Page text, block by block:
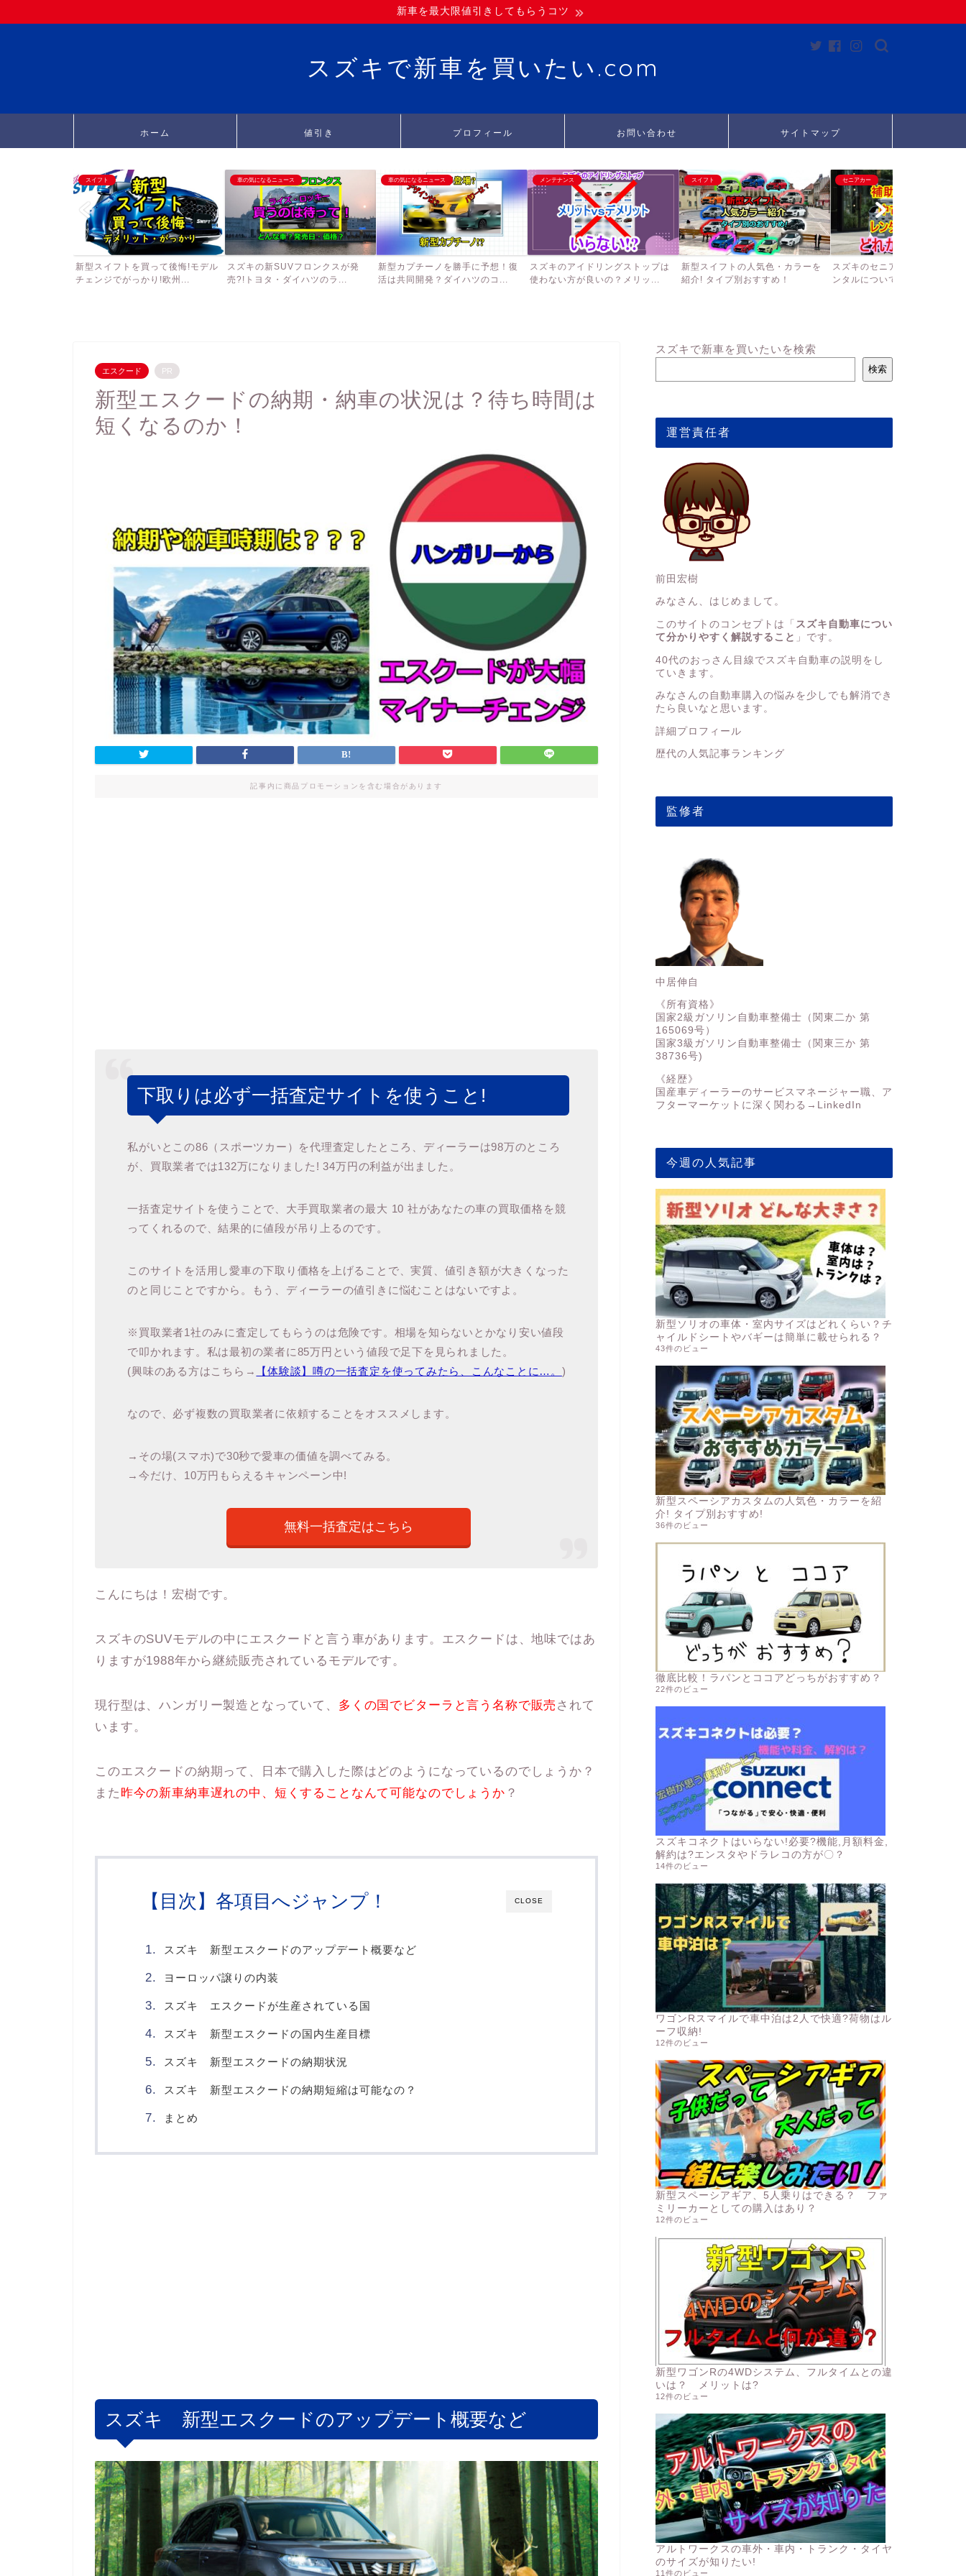
新車を最大限値引きしてもらうコツ
スズキで新車を買いたい.com
ホーム 値引き プロフィール お問い合わせ サイトマップ
スイフト
新型スイフトを買って後悔!モデル
チェンジでがっかり!欧州...
車の気になるニュース
スズキの新SUVフロンクスが発
売?!トヨタ・ダイハツのラ...
車の気になるニュース
新型カプチーノを勝手に予想！復
活は共同開発？ダイハツのコ...
メンテナンス
スズキのアイドリングストップは
使わない方が良いの？メリッ...
スイフト
新型スイフトの人気色・カラーを
紹介! タイプ別おすすめ！
セニアカー
スズキのセニアカーの補助金、
ンタルについて徹底調査して...
エスクード PR
新型エスクードの納期・納車の状況は？待ち時間は
短くなるのか！
記事内に商品プロモーションを含む場合があります
下取りは必ず一括査定サイトを使うこと!
私がいとこの86（スポーツカー）を代理査定したところ、ディーラーは98万のところ
が、買取業者では132万になりました! 34万円の利益が出ました。
一括査定サイトを使うことで、大手買取業者の最大 10 社があなたの車の買取価格を競
ってくれるので、結果的に値段が吊り上るのです。
このサイトを活用し愛車の下取り価格を上げることで、実質、値引き額が大きくなった
のと同じことですから。もう、ディーラーの値引きに悩むことはないですよ。
※買取業者1社のみに査定してもらうのは危険です。相場を知らないとかなり安い値段
で叩かれます。私は最初の業者に85万円という値段で足下を見られました。
(興味のある方はこちら→
【体験談】噂の一括査定を使ってみたら、こんなことに…。 )
なので、必ず複数の買取業者に依頼することをオススメします。
→その場(スマホ)で30秒で愛車の価値を調べてみる。
→今だけ、10万円もらえるキャンペーン中!
無料一括査定はこちら
こんにちは！宏樹です。
スズキのSUVモデルの中にエスクードと言う車があります。エスクードは、地味ではあ
りますが1988年から継続販売されているモデルです。
現行型は、ハンガリー製造となっていて、 多くの国でビターラと言う名称で販売 されて
います。
このエスクードの納期って、日本で購入した際はどのようになっているのでしょうか？
また 昨今の新車納車遅れの中、短くすることなんて可能なのでしょうか ？
CLOSE
【目次】各項目へジャンプ！
スズキ 新型エスクードのアップデート概要など
ヨーロッパ譲りの内装
スズキ エスクードが生産されている国
スズキ 新型エスクードの国内生産目標
スズキ 新型エスクードの納期状況
スズキ 新型エスクードの納期短縮は可能なの？
まとめ
スズキ 新型エスクードのアップデート概要など
スズキで新車を買いたいを検索
検索
運営責任者
前田宏樹
みなさん、はじめまして。
このサイトのコンセプトは「 スズキ自動車につい
て分かりやすく解説すること 」です。
40代のおっさん目線でスズキ自動車の説明をし
ていきます。
みなさんの 自動車購入の悩みを少しでも解消でき
たら良いなと思います。
詳細プロフィール
歴代の人気記事ランキング
監修者
中居伸自
《所有資格》
国家2級ガソリン自動車整備士（関東二か 第
165069号）
国家3級ガソリン自動車整備士（関東三か 第
38736号)
《経歴》
国産車ディーラーのサービスマネージャー職、ア
フターマーケットに深く関わる→ LinkedIn
今週の人気記事
新型ソリオの車体・室内サイズはどれくらい？チ
ャイルドシートやバギーは簡単に載せられる？
43件のビュー
新型スペーシアカスタムの人気色・カラーを紹
介! タイプ別おすすめ!
36件のビュー
徹底比較！ラパンとココアどっちがおすすめ？
22件のビュー
スズキコネクトはいらない!必要?機能,月額料金,
解約は?エンスタやドラレコの方が〇？
14件のビュー
ワゴンRスマイルで車中泊は2人で快適?荷物はル
ーフ収納!
12件のビュー
新型スペーシアギア、5人乗りはできる？ ファ
ミリーカーとしての購入はあり？
12件のビュー
新型ワゴンRの4WDシステム、フルタイムとの違
いは？ メリットは?
12件のビュー
アルトワークスの車外・車内・トランク・タイヤ
のサイズが知りたい!
11件のビュー